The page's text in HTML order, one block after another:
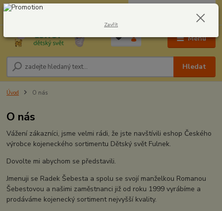
Menu
Hledat
604278943 0,00 Kč
Úvod O nás
O nás
Vážení zákazníci, jsme velmi rádi, že jste navštívili eshop Českého
výrobce kojeneckého sortimentu Dětský svět Fulnek.
Dovolte mi abychom se představili.
Jmenuji se Radek Šebesta a spolu se svojí manželkou Romanou
Šebestovou a našimi zaměstnanci již od roku 1999 vyrábíme a
prodáváme kojenecký sortiment nejvyšší kvality.
Zavřít